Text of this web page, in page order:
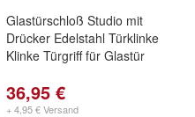
Glastürschloß Studio mit
Drücker Edelstahl Türklinke
Klinke Türgriff für Glastür
36,95 €
+ 4,95 € Versand